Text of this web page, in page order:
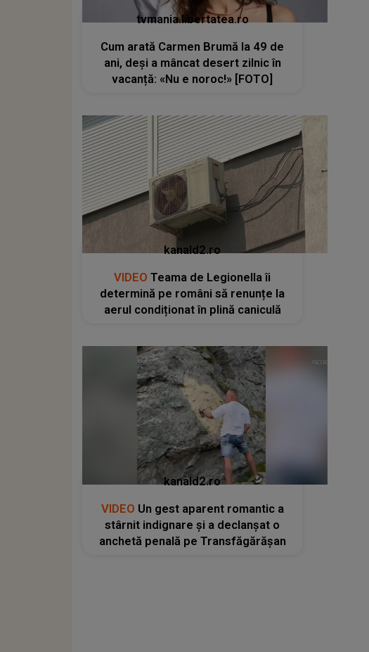
tvmania.libertatea.ro
Cum arată Carmen Brumă la 49 de
ani, deși a mâncat desert zilnic în
vacanță: «Nu e noroc!» [FOTO]
kanald2.ro
VIDEO Teama de Legionella îi
determină pe români să renunțe la
aerul condiționat în plină caniculă
kanald2.ro
VIDEO Un gest aparent romantic a
stârnit indignare și a declanșat o
anchetă penală pe Transfăgărășan